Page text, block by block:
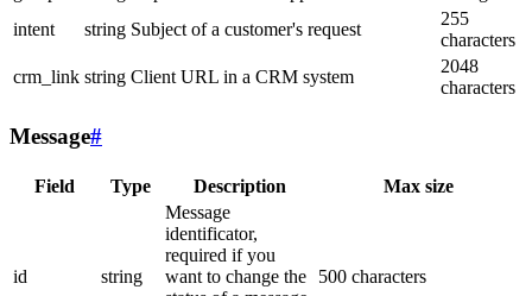
intent
string Subject of a customer's request
255
characters
crm_link string Client URL in a CRM system
2048
characters
Message#
Field Type Description Max size
id string
Message
identificator,
required if you
want to change the
500 characters